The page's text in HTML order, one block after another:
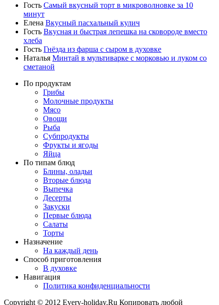
Гость Самый вкусный торт в микроволновке за 10
минут
Елена Вкусный пасхальный кулич
Гость Вкусная и быстрая лепешка на сковороде вместо
хлеба
Гость Гнёзда из фарша с сыром в духовке
Наталья Минтай в мультиварке с морковью и луком со
сметаной
По продуктам
Грибы
Молочные продукты
Мясо
Овощи
Рыба
Субпродукты
Фрукты и ягоды
Яйца
По типам блюд
Блины, оладьи
Вторые блюда
Выпечка
Десерты
Закуски
Первые блюда
Салаты
Торты
Назначение
На каждый день
Способ приготовления
В духовке
Навигация
Политика конфиденциальности
Copyright © 2012 Every-holiday.Ru Копировать любой